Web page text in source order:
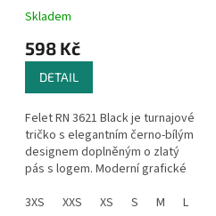
XL 3XL 4XL
Skladem
598 Kč
DETAIL
Felet RN 3621 Black je turnajové
tričko s elegantním černo-bílým
designem doplněným o zlatý
pás s logem. Moderní grafické
vzhled, který zaujme na...
3XS XXS XS S M L